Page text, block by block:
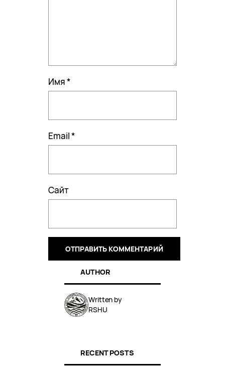
Имя*
Email*
Сайт
AUTHOR
Written by
RSHU
RECENT POSTS